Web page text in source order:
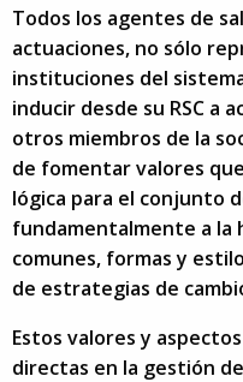
Todos los agentes de
actuaciones, no sólo
instituciones del
inducir desde su RSC a
otros miembros de la
de fomentar valores
lógica para el conjunto
fundamentalmente a la
comunes, formas y
de estrategias de
Estos valores y
directas en la gestión